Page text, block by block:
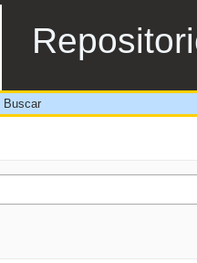
Buscar